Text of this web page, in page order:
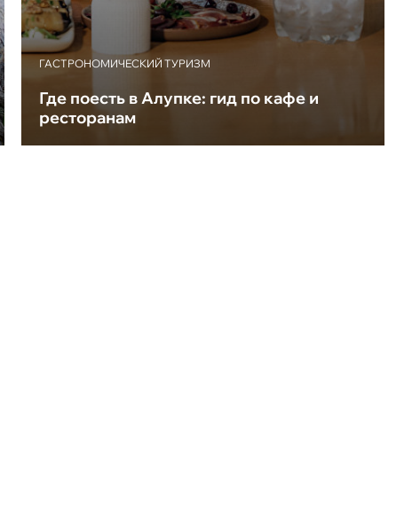
ГАСТРОНОМИЧЕСКИЙ ТУРИЗМ
Где поесть в Алупке: гид по кафе и
ресторанам